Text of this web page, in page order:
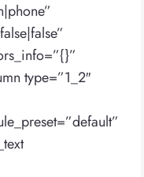
type=”1_2″